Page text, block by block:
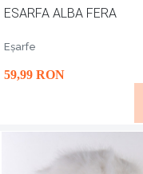
ESARFA ALBA FERA
Eșarfe
59,99 RON